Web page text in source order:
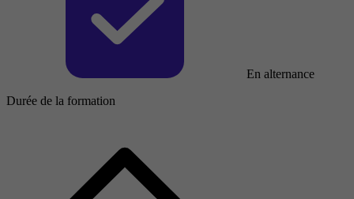
En alternance
Durée de la formation